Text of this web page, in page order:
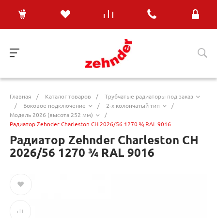
Главная / Каталог товаров /
Трубчатые радиаторы под заказ
/
Боковое подключение / 2-х колончатый тип
/
Модель 2026 (высота 252 мм)
/
Радиатор Zehnder Charleston CH 2026/56 1270 ¾ RAL 9016
Радиатор Zehnder Charleston CH
2026/56 1270 ¾ RAL 9016